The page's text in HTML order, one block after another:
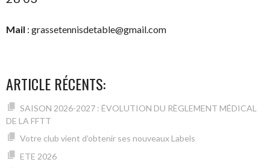
Mail : grassetennisdetable@gmail.com
ARTICLE RÉCENTS:
SAISON 2026-2027 : ÉVOLUTION DU RÈGLEMENT MÉDICAL
DE LA FFTT
Votre club vient d’obtenir ses nouveaux Labels
ETE 2026